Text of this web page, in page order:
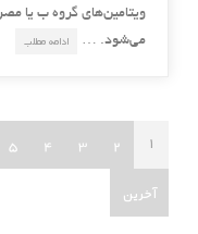
ویتامین‌های گروه ب یا
می‌شود. …
ادامه مطلب
1
2
3
4
5
آخرین